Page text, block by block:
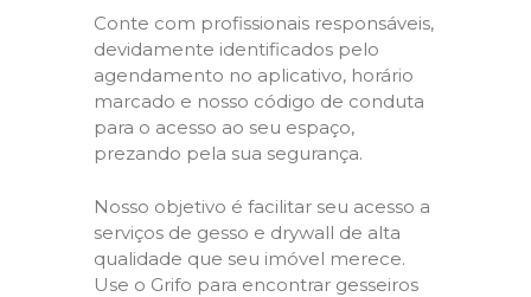
Conte com profissionais responsáveis,
devidamente identificados pelo
agendamento no aplicativo, horário
marcado e nosso código de conduta
para o acesso ao seu espaço,
prezando pela sua segurança.
Nosso objetivo é facilitar seu acesso a
serviços de gesso e drywall de alta
qualidade que seu imóvel merece.
Use o Grifo para encontrar gesseiros